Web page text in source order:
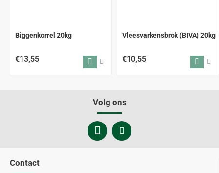
Biggenkorrel 20kg
€13,55
Vleesvarkensbrok (BIVA) 20kg
€10,55
Volg ons
Contact